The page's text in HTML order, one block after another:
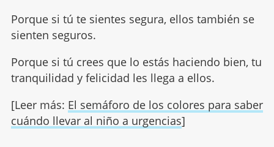
Porque si tú te sientes segura, ellos también se
sienten seguros.
Porque si tú crees que lo estás haciendo bien, tu
tranquilidad y felicidad les llega a ellos.
[Leer más: El semáforo de los colores para saber
cuándo llevar al niño a urgencias]